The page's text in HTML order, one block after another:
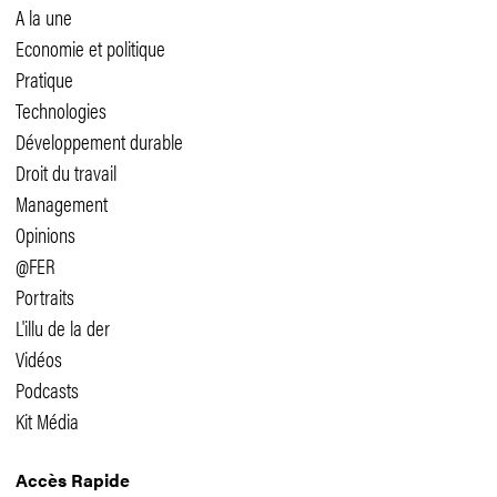
A la une
Economie et politique
Pratique
Technologies
Développement durable
Droit du travail
Management
Opinions
@FER
Portraits
L'illu de la der
Vidéos
Podcasts
Kit Média
Accès Rapide